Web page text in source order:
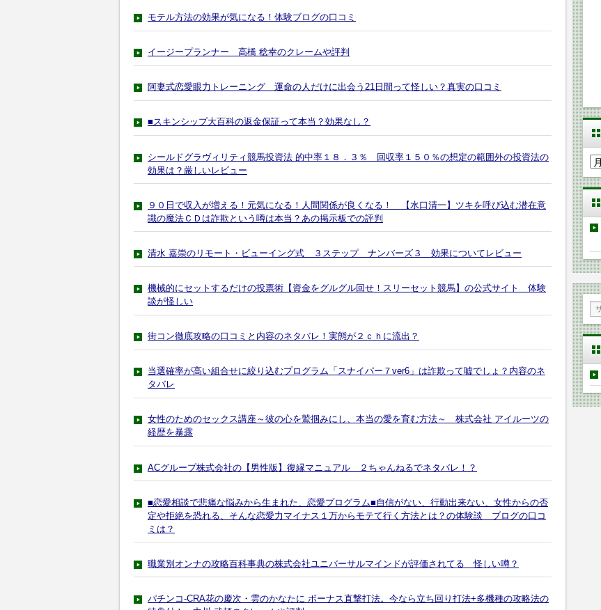
モテル方法の効果が気になる！体験ブログの口コミ
イージープランナー 高橋 稔幸のクレームや評判
阿妻式恋愛眼力トレーニング 運命の人だけに出会う21日間って怪しい？真実の口コミ
■スキンシップ大百科の返金保証って本当？効果なし？
シールドグラヴィリティ競馬投資法 的中率１８．３％ 回収率１５０％の想定の範囲外の投資法の
効果は？厳しいレビュー
９０日で収入が増える！元気になる！人間関係が良くなる！ 【水口清一】ツキを呼び込む潜在意
識の魔法ＣＤは詐欺という噂は本当？あの掲示板での評判
清水 嘉崇のリモート・ビューイング式 ３ステップ ナンバーズ３ 効果についてレビュー
機械的にセットするだけの投票術【資金をグルグル回せ！スリーセット競馬】の公式サイト 体験
談が怪しい
街コン徹底攻略の口コミと内容のネタバレ！実態が２ｃｈに流出？
当選確率が高い組合せに絞り込むプログラム「スナイパー７ver6」は詐欺って嘘でしょ？内容のネ
タバレ
女性のためのセックス講座～彼の心を鷲掴みにし、本当の愛を育む方法～ 株式会社 アイルーツの
経歴を暴露
ACグループ株式会社の【男性版】復縁マニュアル ２ちゃんねるでネタバレ！？
■恋愛相談で悲痛な悩みから生まれた、恋愛プログラム■自信がない、行動出来ない、女性からの否
定や拒絶を恐れる、そんな恋愛力マイナス１万からモテて行く方法とは？の体験談 ブログの口コ
ミは？
職業別オンナの攻略百科事典の株式会社ユニバーサルマインドが評価されてる 怪しい噂？
パチンコ-CRA花の慶次・雲のかなたに ボーナス直撃打法。今なら立ち回り打法+多機種の攻略法の
ア
ー
カ
イ
ブ